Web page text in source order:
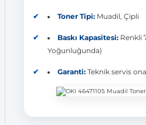
Toner Tipi:Muadil, Çipli
Baskı Kapasitesi:Renkli
Yoğunluğunda)
Garanti:Teknik servis